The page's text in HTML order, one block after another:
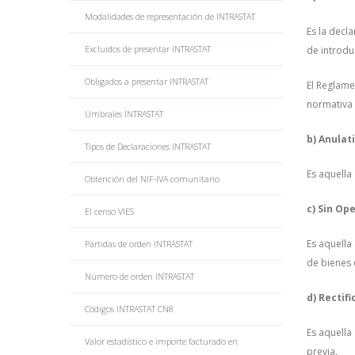
Modalidades de representación de INTRASTAT
Excluidos de presentar INTRASTAT
Obligados a presentar INTRASTAT
Umbrales INTRASTAT
Tipos de Declaraciones INTRASTAT
Obtención del NIF-IVA comunitario
El censo VIES
Partidas de orden INTRASTAT
Número de orden INTRASTAT
Códigos INTRASTAT CN8
Valor estadístico e importe facturado en
Es la
de
El
b)
Es
c) Sin
Es
de
d)
Es
previa.